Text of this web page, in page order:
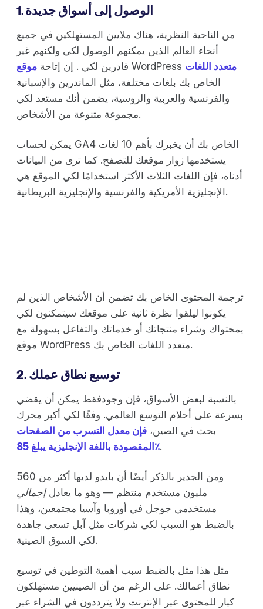
1. الوصول إلى أسواق جديدة
من الناحية النظرية، هناك ملايين المستهلكين في جميع
أنحاء العالم الذين يمكنهم الوصول لكي ولكنهم غير
قادرين لكي . إن إتاحة موقع WordPress متعدد اللغات
الخاص بك بلغات مختلفة، مثل الماندرين والإسبانية
والفرنسية والعربية والروسية، يضمن أنك مستعد لكي
مجموعة متنوعة من الأشخاص.
يمكن لحساب GA4 الخاص بك أن يخبرك بأهم 10 لغات
يستخدمها زوار موقعك للتصفح. كما ترى من البيانات
أدناه، فإن اللغات الثلاث الأكثر استخدامًا لكي الموقع هي
الإنجليزية الأمريكية والفرنسية والإنجليزية البريطانية.
ترجمة المحتوى الخاص بك تضمن أن الأشخاص الذين لم
يكونوا ليلقوا نظرة ثانية على موقعك سيتمكنون لكي
بمحتواك وشراء منتجاتك أو خدماتك والتفاعل بسهولة مع
موقع WordPress متعدد اللغات الخاص بك.
2. توسيع نطاق عملك
بالنسبة لبعض الأسواق، فإن وجودفقط يمكن أن يقضي
بسرعة على أحلام التوسع العالمي. وفقًا لكي أكبر محرك
بحث في الصين، فإن معدل التسرب من الصفحات
المقصودة باللغة الإنجليزية يبلغ 85٪.
ومن الجدير بالذكر أيضًا أن بايدو لديها أكثر من 560
مليون مستخدم منتظم — وهو ما يعادلإجمالي
مستخدمي جوجل في أوروبا وآسيا مجتمعين، وهذا
بالضبط هو السبب لكي شركات مثل آبل تسعى جاهدة
لكي السوق الصينية.
مثل هذا مثل بالضبط سبب أهمية التوطين في توسيع
نطاق أعمالك. على الرغم من أن الصينيين مستهلكون
كبار للمحتوى عبر الإنترنت ولا يترددون في الشراء عبر